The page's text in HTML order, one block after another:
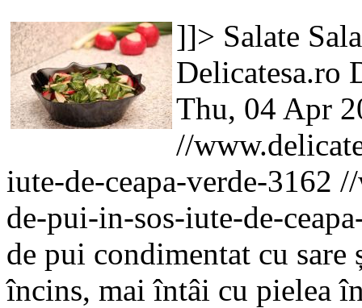
]]> Salate
Delicatesa.ro
Thu, 04 Apr
//
iute-de-ceapa-verde-3162
de-pui-in-sos-iute-de-
de pui condimentat cu sare
încins, mai întâi cu pielea